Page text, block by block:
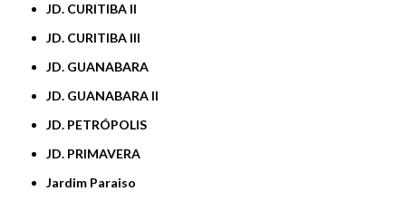
JD. CURITIBA II
JD. CURITIBA III
JD. GUANABARA
JD. GUANABARA II
JD. PETRÓPOLIS
JD. PRIMAVERA
Jardim Paraiso